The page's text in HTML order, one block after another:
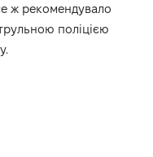
ж рекомендувало
поліцією